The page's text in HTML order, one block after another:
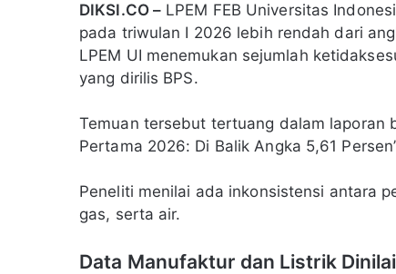
DIKSI.CO – LPEM FEB Universitas
pada triwulan I 2026 lebih rendah dari
LPEM UI menemukan sejumlah
yang dirilis BPS.
Temuan tersebut tertuang dalam laporan
Pertama 2026: Di Balik Angka 5,61
Peneliti menilai ada inkonsistensi antara
gas, serta air.
Data Manufaktur dan Listrik